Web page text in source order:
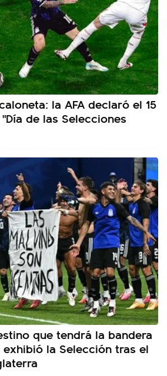
la AFA declaró el 15
de las Selecciones
que tendrá la bandera
la Selección tras el